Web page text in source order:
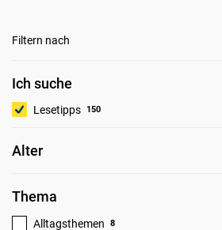
Filtern nach
Ich suche
Lesetipps 150
Alter
Thema
Alltagsthemen 8